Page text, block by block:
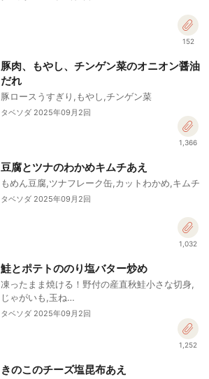
152
豚肉、もやし、チンゲン菜のオニオン醤油
だれ
豚ロースうすぎり,もやし,チンゲン菜
タベソダ 2025年09月2回
1,366
豆腐とツナのわかめキムチあえ
もめん豆腐,ツナフレーク缶,カットわかめ,キムチ
タベソダ 2025年09月2回
1,032
鮭とポテトののり塩バター炒め
凍ったまま焼ける！野付の産直秋鮭小さな切身,
じゃがいも,玉ね…
タベソダ 2025年09月2回
1,252
きのこのチーズ塩昆布あえ